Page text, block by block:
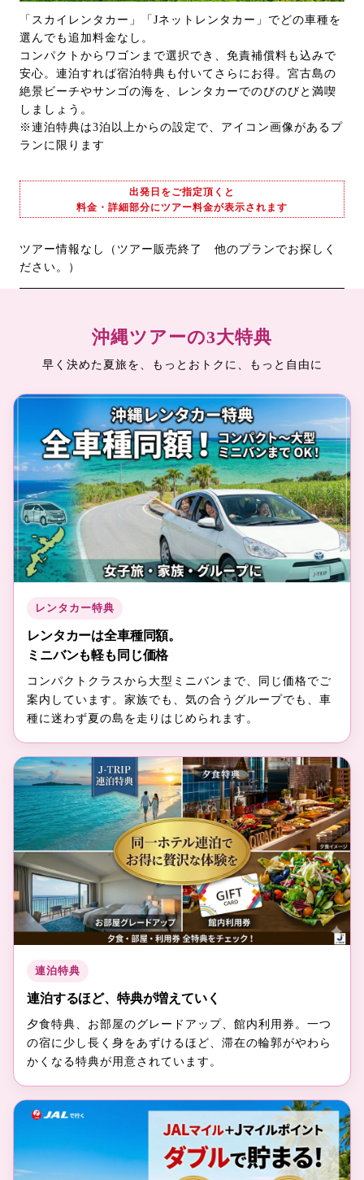
「スカイレンタカー」「Jネットレンタカー」でどの車種を
選んでも追加料金なし。
コンパクトからワゴンまで選択でき、免責補償料も込みで
安心。連泊すれば宿泊特典も付いてさらにお得。宮古島の
絶景ビーチやサンゴの海を、レンタカーでのびのびと満喫
しましょう。
※連泊特典は3泊以上からの設定で、アイコン画像があるプ
ランに限ります
出発日をご指定頂くと
料金・詳細部分にツアー料金が表示されます
ツアー情報なし（ツアー販売終了 他のプランでお探しく
ださい。）
沖縄ツアーの3大特典
早く決めた夏旅を、もっとおトクに、もっと自由に
レンタカー特典
レンタカーは全車種同額。
ミニバンも軽も同じ価格
コンパクトクラスから大型ミニバンまで、同じ価格でご
案内しています。家族でも、気の合うグループでも、車
種に迷わず夏の島を走りはじめられます。
連泊特典
連泊するほど、特典が増えていく
夕食特典、お部屋のグレードアップ、館内利用券。一つ
の宿に少し長く身をあずけるほど、滞在の輪郭がやわら
かくなる特典が用意されています。